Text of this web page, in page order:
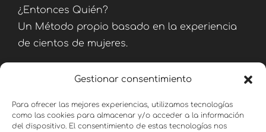
Gestionar consentimiento
Para ofrecer las mejores experiencias, utilizamos tecnologías
como las cookies para almacenar y/o acceder a la información
del dispositivo. El consentimiento de estas tecnologías nos
¿Entonces Quién?
Un Método propio basado en la experiencia
de cientos de mujeres.